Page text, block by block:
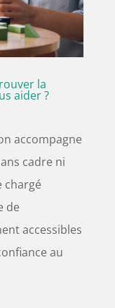
la
aider ?
accompagne
cadre ni
chargé
de
accessibles
au